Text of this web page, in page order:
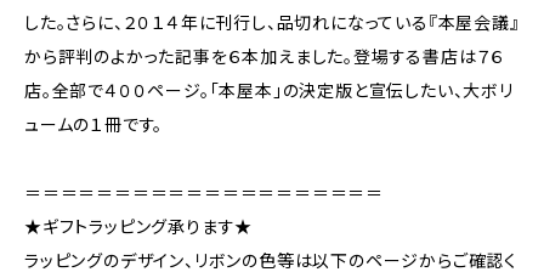
した。さらに、２０１４年に刊行し、品切れになっている『本屋会議』
から評判のよかった記事を６本加えました。登場する書店は７６
店。全部で４００ページ。「本屋本」の決定版と宣伝したい、大ボリ
ュームの１冊です。
＝＝＝＝＝＝＝＝＝＝＝＝＝＝＝＝＝＝＝＝
★ギフトラッピング承ります★
ラッピングのデザイン、リボンの色等は以下のページからご確認く